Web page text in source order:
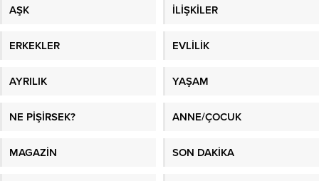
AŞK İLİŞKİLER
ERKEKLER EVLİLİK
AYRILIK YAŞAM
NE PİŞİRSEK? ANNE/ÇOCUK
MAGAZİN SON DAKİKA